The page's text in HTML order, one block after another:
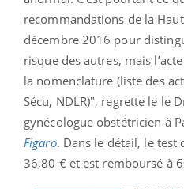
recommandations de la
décembre 2016 pour
risque des autres, mais
la nomenclature (liste des
Sécu, NDLR)", regrette le le
gynécologue obstétricien à
Figaro. Dans le détail, le test
36,80 € et est remboursé à